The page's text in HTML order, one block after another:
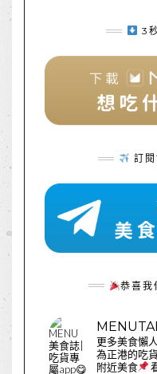
3
訂
恭喜我
更多美食懶
為正港的吃
附近美食